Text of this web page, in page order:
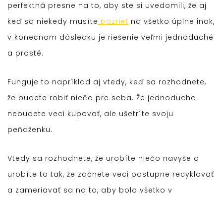
perfektná presne na to, aby ste si uvedomili, že aj
keď sa niekedy musíte pozrieť na všetko úplne inak,
v konečnom dôsledku je riešenie veľmi jednoduché
a prosté.
Funguje to napríklad aj vtedy, keď sa rozhodnete,
že budete robiť niečo pre seba. Že jednoducho
nebudete veci kupovať, ale ušetríte svoju
peňaženku.
Vtedy sa rozhodnete, že urobíte niečo navyše a
urobíte to tak, že začnete veci postupne recyklovať
a zameriavať sa na to, aby bolo všetko v